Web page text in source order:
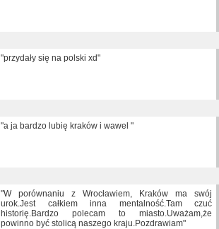
"przydały się na polski xd"
"a ja bardzo lubię kraków i wawel "
"W porównaniu z Wrocławiem, Kraków ma swój
urok.Jest całkiem inna mentalność.Tam czuć
historię.Bardzo polecam to miasto.Uważam,że
powinno być stolicą naszego kraju.Pozdrawiam"